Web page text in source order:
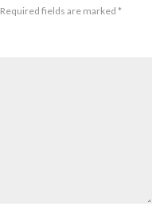
Required fields are marked *